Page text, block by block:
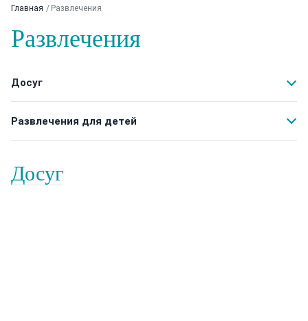
Главная Развлечения
Развлечения
Досуг
Развлечения для детей
Досуг